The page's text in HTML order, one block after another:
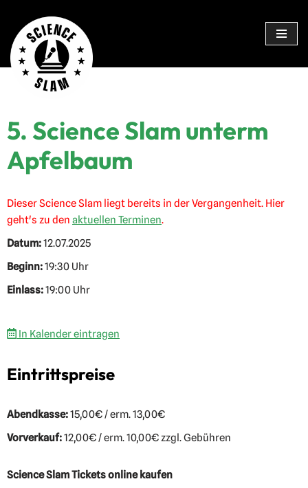
Zum
Inhalt
springen
5. Science Slam unterm
Apfelbaum
Dieser Science Slam liegt bereits in der Vergangenheit. Hier
geht's zu den aktuellen Terminen.
Datum:12.07.2025
Beginn:19:30 Uhr
Einlass:19:00 Uhr
In Kalender eintragen
Eintrittspreise
Abendkasse:15,00€ / erm. 13,00€
Vorverkauf:12,00€ / erm. 10,00€ zzgl. Gebühren
Science Slam Tickets online kaufen